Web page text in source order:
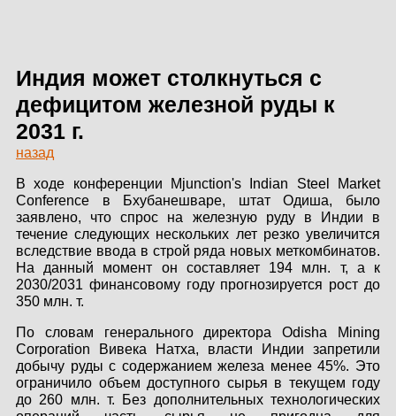
ЗДАНИЙ
ПРОЕКТИРОВАНИЕ
СКЛАДЫ
О ЗАВОДЕ
ПРОЕКТЫ
КАЧЕСТВО
МОНТАЖ
Индия может столкнуться с
дефицитом железной руды к
2031 г.
назад
В ходе конференции Mjunction's Indian Steel Market
Conference в Бхубанешваре, штат Одиша, было
заявлено, что спрос на железную руду в Индии в
течение следующих нескольких лет резко увеличится
вследствие ввода в строй ряда новых меткомбинатов.
На данный момент он составляет 194 млн. т, а к
2030/2031 финансовому году прогнозируется рост до
350 млн. т.
По словам генерального директора Odisha Mining
Corporation Вивека Натха, власти Индии запретили
добычу руды с содержанием железа менее 45%. Это
ограничило объем доступного сырья в текущем году
до 260 млн. т. Без дополнительных технологических